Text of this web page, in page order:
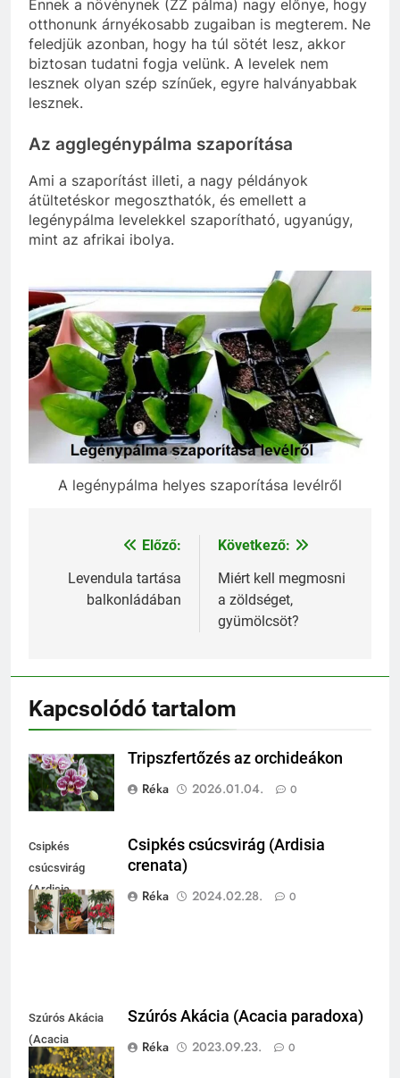
Ennek a növénynek (ZZ pálma) nagy előnye, hogy
otthonunk árnyékosabb zugaiban is megterem. Ne
feledjük azonban, hogy ha túl sötét lesz, akkor
biztosan tudatni fogja velünk. A levelek nem
lesznek olyan szép színűek, egyre halványabbak
lesznek.
Az agglegénypálma szaporítása
Ami a szaporítást illeti, a nagy példányok
átültetéskor megoszthatók, és emellett a
legénypálma levelekkel szaporítható, ugyanúgy,
mint az afrikai ibolya.
A legénypálma helyes szaporítása levélről
Bejegyzés
navigáció
Előző:
Levendula tartása
balkonládában
Következő:
Miért kell megmosni
a zöldséget,
gyümölcsöt?
Kapcsolódó tartalom
Tripszfertőzés az orchideákon
Réka
2026.01.04. 0
Csipkés
csúcsvirág
(Ardisia
crenata)
Csipkés csúcsvirág (Ardisia
crenata)
Réka
2024.02.28. 0
Szúrós Akácia
(Acacia
paradoxa)
Szúrós Akácia (Acacia paradoxa)
Réka
2023.09.23. 0